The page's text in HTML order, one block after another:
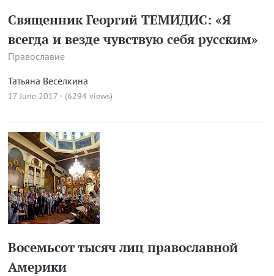
Священник Георгий ТЕМИДИС: «Я
всегда и везде чувствую себя русским»
Православие
Татьяна Весёлкина
17 June 2017 · (6294 views)
Восемьсот тысяч лиц православной
Америки